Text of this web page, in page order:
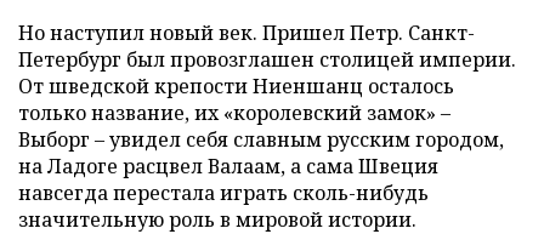
Но наступил новый век. Пришел Петр. Санкт-
Петербург был провозглашен столицей империи.
От шведской крепости Ниеншанц осталось
только название, их «королевский замок» –
Выборг – увидел себя славным русским городом,
на Ладоге расцвел Валаам, а сама Швеция
навсегда перестала играть сколь-нибудь
значительную роль в мировой истории.